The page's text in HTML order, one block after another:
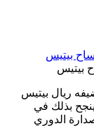
بيتيس
في